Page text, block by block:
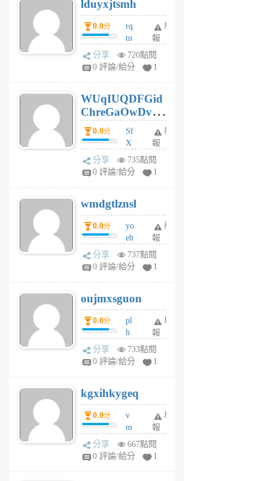
月
前
lduyxjtsmh
0.0分
rq
tn
jt
gl
個
月
前
舉
報
分享
720點閱
0 評論/給分
1
WUqIUQDFGid
ChreGaOwDv
dY0.0分
Sf
X
Pe
Jc
R
P
m
v
A
V
個
月
前
舉
報
分享
735點閱
0 評論/給分
1
wmdgtlznsl
0.0分
yo
eh
ld
gy
個
月
前
舉
報
分享
737點閱
0 評論/給分
1
oujmxsguon
0.0分
pl
h
wi
w
6
個
月
前
舉
報
分享
733點閱
0 評論/給分
1
kgxihkygeq
0.0分
v
m
sg
sr
舉
報
分享
667點閱
0 評論/給分
1